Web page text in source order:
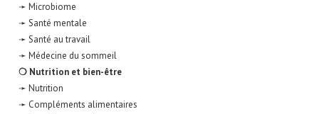
➛ Microbiome
➛ Santé mentale
➛ Santé au travail
➛ Médecine du sommeil
❍ Nutrition et bien-être
➛ Nutrition
➛ Compléments alimentaires